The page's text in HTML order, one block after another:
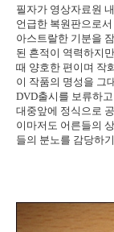
필자가 영상자료원
언급한 복원판으로
아스트랄한 기분을
된 흔적이 역력하지
때 양호한 편이며 작
이 작품의 명성을 그
DVD출시를 보류하
대중앞에 정식으로
이마저도 어른들의
들의 분노를 감당하